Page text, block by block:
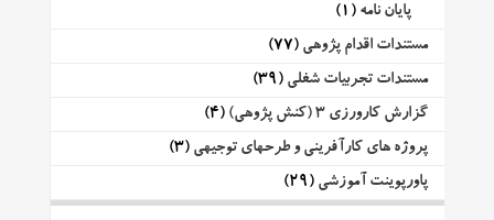
پایان نامه (1)
مستندات اقدام پژوهی (77)
مستندات تجربیات شغلی (39)
گزارش کارورزی 3 (کنش پژوهی)
(4)
پروژه های کارآفرینی و طرحهای توجیهی (3)
پاورپوینت آموزشی (29)